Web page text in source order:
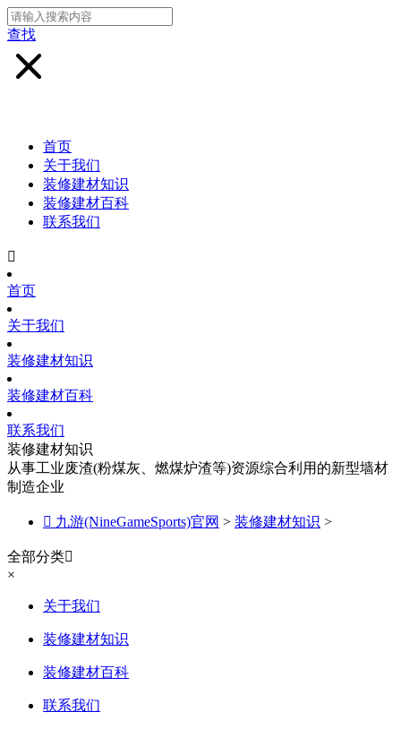
查找
首页
关于我们
装修建材知识
装修建材百科
联系我们

首页
关于我们
装修建材知识
装修建材百科
联系我们
装修建材知识
从事工业废渣(粉煤灰、燃煤炉渣等)资源综合利用的新型墙材
制造企业
 九游(NineGameSports)官网 > 装修建材知识 >
全部分类
×
关于我们
装修建材知识
装修建材百科
联系我们